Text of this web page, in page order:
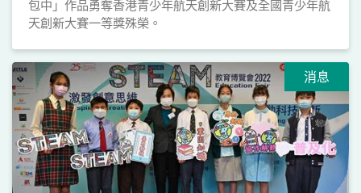
包中」作品勇奪香港青少年航天創新大賽及全國青少年航
天創新大賽一等獎殊榮。
消息